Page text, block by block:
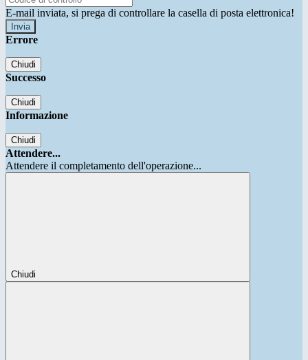
E-mail inviata, si prega di controllare la casella di posta elettronica!
Errore
Chiudi
Successo
Chiudi
Informazione
Chiudi
Attendere...
Attendere il completamento dell'operazione...
Chiudi